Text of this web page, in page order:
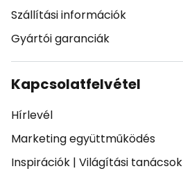
Szállítási információk
Gyártói garanciák
Kapcsolatfelvétel
Hírlevél
Marketing együttműködés
Inspirációk | Világítási tanácsok